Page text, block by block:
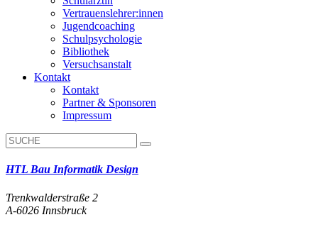
Vertrauenslehrer:innen
Jugendcoaching
Schulpsychologie
Bibliothek
Versuchsanstalt
Kontakt
Kontakt
Partner & Sponsoren
Impressum
HTL Bau Informatik Design
Trenkwalderstraße 2
A-6026 Innsbruck